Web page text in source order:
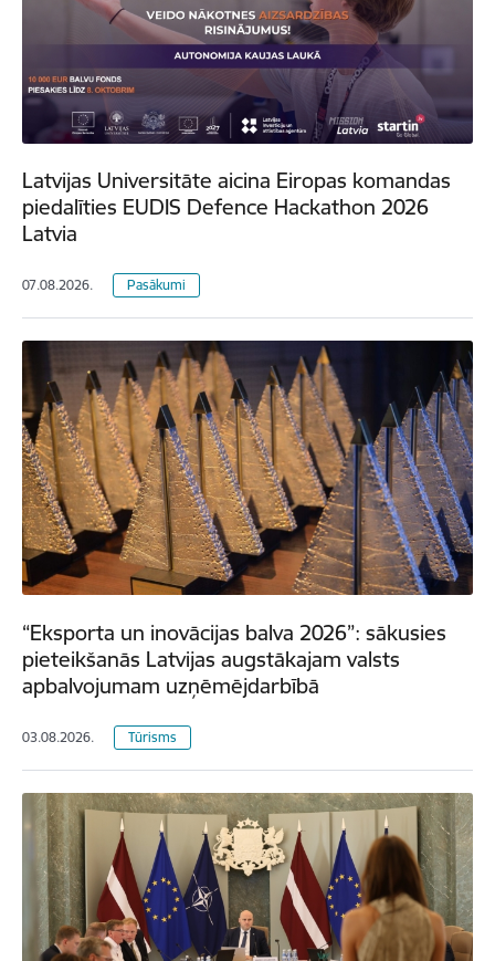
Latvijas Universitāte aicina Eiropas komandas
piedalīties EUDIS Defence Hackathon 2026
Latvia
07.08.2026. Pasākumi
“Eksporta un inovācijas balva 2026”: sākusies
pieteikšanās Latvijas augstākajam valsts
apbalvojumam uzņēmējdarbībā
03.08.2026. Tūrisms